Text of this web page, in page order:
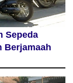
Sepeda
Berjamaah